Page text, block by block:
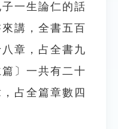
一生論仁的話
講，全書五百
章，占全書九
〕一共有二十
占全篇章數四